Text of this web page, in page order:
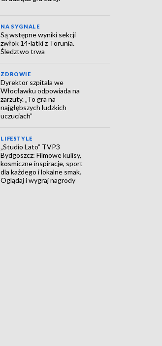
NA SYGNALE
Są wstępne wyniki sekcji
zwłok 14-latki z Torunia.
Śledztwo trwa
ZDROWIE
Dyrektor szpitala we
Włocławku odpowiada na
zarzuty. „To gra na
najgłębszych ludzkich
uczuciach”
LIFESTYLE
„Studio Lato” TVP3
Bydgoszcz: Filmowe kulisy,
kosmiczne inspiracje, sport
dla każdego i lokalne smak.
Oglądaj i wygraj nagrody